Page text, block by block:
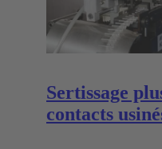
Sertissage
contacts